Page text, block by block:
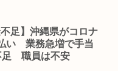
い 業務急増で手当
足 職員は不安